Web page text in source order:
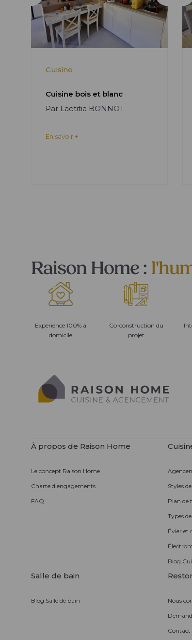
Cuisine
Cuisine bois et blanc
Par Laetitia BONNOT
En savoir +
Raison Home :
Expérience 100% à
domicile
Co-construction du
projet
À propos de Raison Home
Le concept Raison Home
Charte d'engagements
FAQ
Styles
Plan de
Types
Évier et
Blog
Salle de bain
Blog Salle de bain Nous
Contact